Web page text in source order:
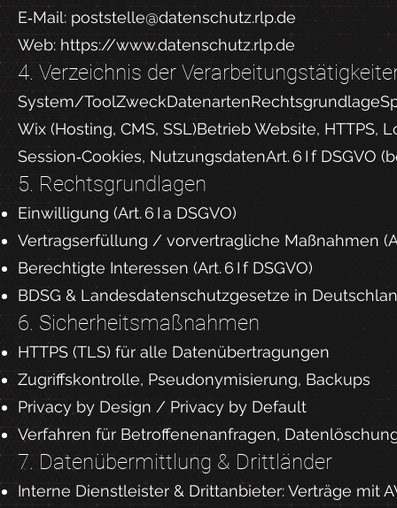
E‑Mail: poststelle@datenschutz.rlp.de
Web: https://www.datenschutz.rlp.de
4. Verzeichnis der
System/
Wix (Hosting, CMS, SSL)Betrieb Website, HTTPS,
Session‑Cookies, NutzungsdatenArt. 6 I f DSGVO
5. Rechtsgrundlagen
Einwilligung (Art. 6 I a DSGVO)
Vertragserfüllung / vorvertragliche Maßnahmen
Berechtigte Interessen (Art. 6 I f DSGVO)
BDSG & Landesdatenschutzgesetze in
6. Sicherheitsmaßnahmen
HTTPS (TLS) für alle Datenübertragungen
Zugriffskontrolle, Pseudonymisierung, Backups
Privacy by Design / Privacy by Default
Verfahren für Betroffenenanfragen,
7. Datenübermittlung & Drittländer
Interne Dienstleister & Drittanbieter: Verträge mit